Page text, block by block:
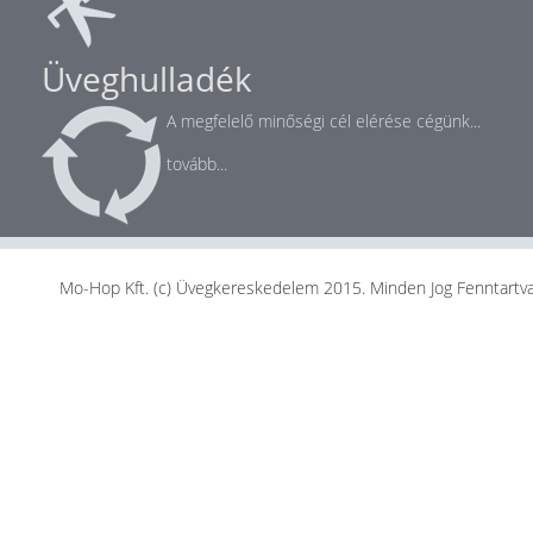
Üveghulladék
A megfelelő minőségi cél elérése cégünk...
tovább...
Mo-Hop Kft. (c) Üvegkereskedelem 2015. Minden Jog